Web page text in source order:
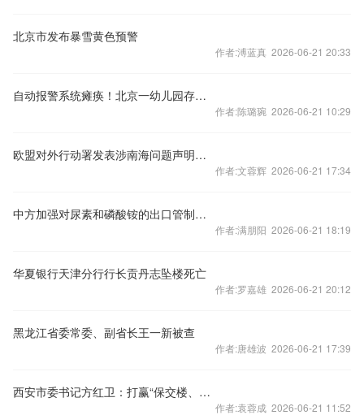
北京市发布暴雪黄色预警
作者:溥蓝真 2026-06-21 20:33
自动报警系统瘫痪！北京一幼儿园存重大火灾隐患
作者:陈璐琬 2026-06-21 10:29
欧盟对外行动署发表涉南海问题声明，中国驻欧盟使团驳斥
作者:文蓉辉 2026-06-21 17:34
中方加强对尿素和磷酸铵的出口管制？外交部回应
作者:满朋阳 2026-06-21 18:19
华夏银行天津分行行长贡丹志坠楼死亡
作者:罗嘉雄 2026-06-21 20:12
黑龙江省委常委、副省长王一新被查
作者:唐雄波 2026-06-21 17:39
西安市委书记方红卫：打赢“保交楼、保回迁”攻坚战
作者:袁蓉成 2026-06-21 11:52